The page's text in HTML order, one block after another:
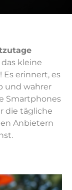
das kleine
erinnert, es
und wahrer
Smartphones
die tägliche
Anbietern